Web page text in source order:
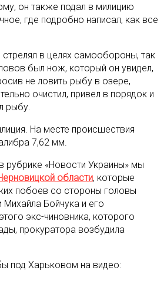
он также подал в милицию
где подробно написал, как все
в целях самообороны, так
был нож, который он увидел,
не ловить рыбу в озере,
очистил, привел в порядок и
рыбу.
На месте происшествия
7,62 мм.
рубрике «Новости Украины» мы
области, которые
побоев со стороны головы
Михайла Бойчука и его
экс-чиновника, которого
прокуратора возбудила
под Харьковом на видео: